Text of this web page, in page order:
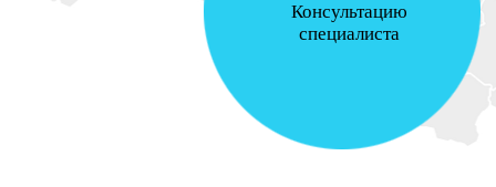
Консультацию
специалиста